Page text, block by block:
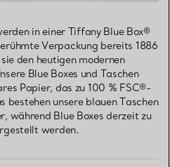
in einer Tiffany Blue Box®
Verpackung bereits 1886
den heutigen modernen
Blue Boxes und Taschen
Papier, das zu 100 % FSC®-
unsere blauen Taschen
während Blue Boxes derzeit zu
werden.